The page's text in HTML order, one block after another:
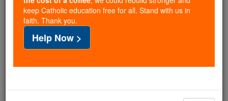
tools serving over2.2 million students and millions of
families worldwide. Our founders, now in their 70's,
just gave their entire life savings to protect this mission.
But fewer than 2% of readers donate. If everyone gave
just$5, the cost of a coffee, we could rebuild stronger
in faith. Thank you.DONATE TODAY >
keep Catholic education free for all. Stand with us in
faith. Thank you.
Help Now >